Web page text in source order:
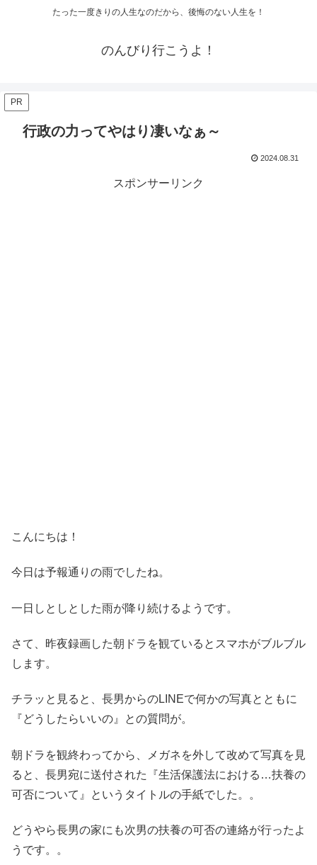
たった一度きりの人生なのだから、後悔のない人生を！
のんびり行こうよ！
PR
行政の力ってやはり凄いなぁ～
2024.08.31
スポンサーリンク
こんにちは！
今日は予報通りの雨でしたね。
一日しとしとした雨が降り続けるようです。
さて、昨夜録画した朝ドラを観ているとスマホがブルブル
します。
チラッと見ると、長男からのLINEで何かの写真とともに
『どうしたらいいの』との質問が。
朝ドラを観終わってから、メガネを外して改めて写真を見
ると、長男宛に送付された『生活保護法における…扶養の
可否について』というタイトルの手紙でした。。
どうやら長男の家にも次男の扶養の可否の連絡が行ったよ
うです。。